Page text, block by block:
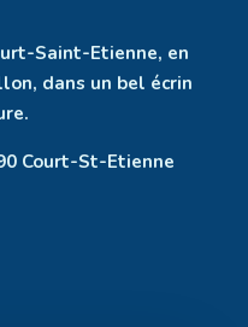
Saint-Etienne, en
dans un bel écrin
Court-St-Etienne